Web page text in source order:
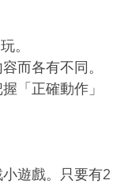
。
而各有不同。
「正確動作」
遊戲。只要有2